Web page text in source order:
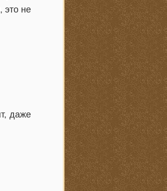
это не
даже